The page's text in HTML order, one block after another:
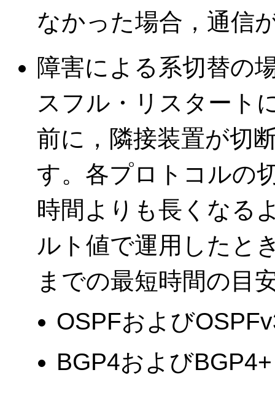
なかった場合，通信
障害による系切替の
スフル・リスタート
前に，隣接装置が切
す。各プロトコルの
時間よりも長くなる
ルト値で運用したと
までの最短時間の目
OSPFおよび
BGP4および